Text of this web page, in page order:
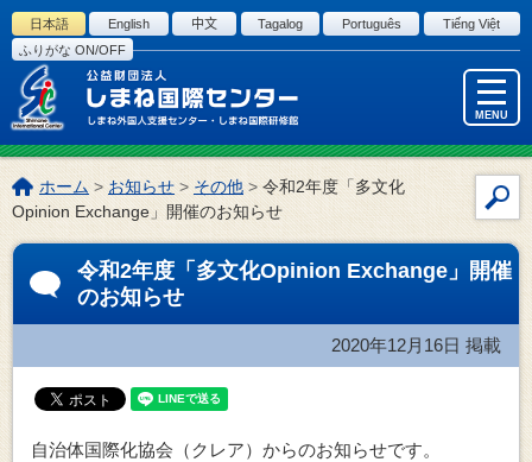
このページの本文へ
日本語 English 中文 Tagalog Português
Tiếng Việt
ふりがな ON/OFF
MENU
イ
ト
内
索
こ
の
ペ
ホーム > お知らせ > その他>令和2年度「多文化
Opinion Exchange」開催のお知らせ
令和2年度「多文化Opinion Exchange」開催
のお知らせ
2020年12月16日 掲載
自治体国際化協会（クレア）からのお知らせです。